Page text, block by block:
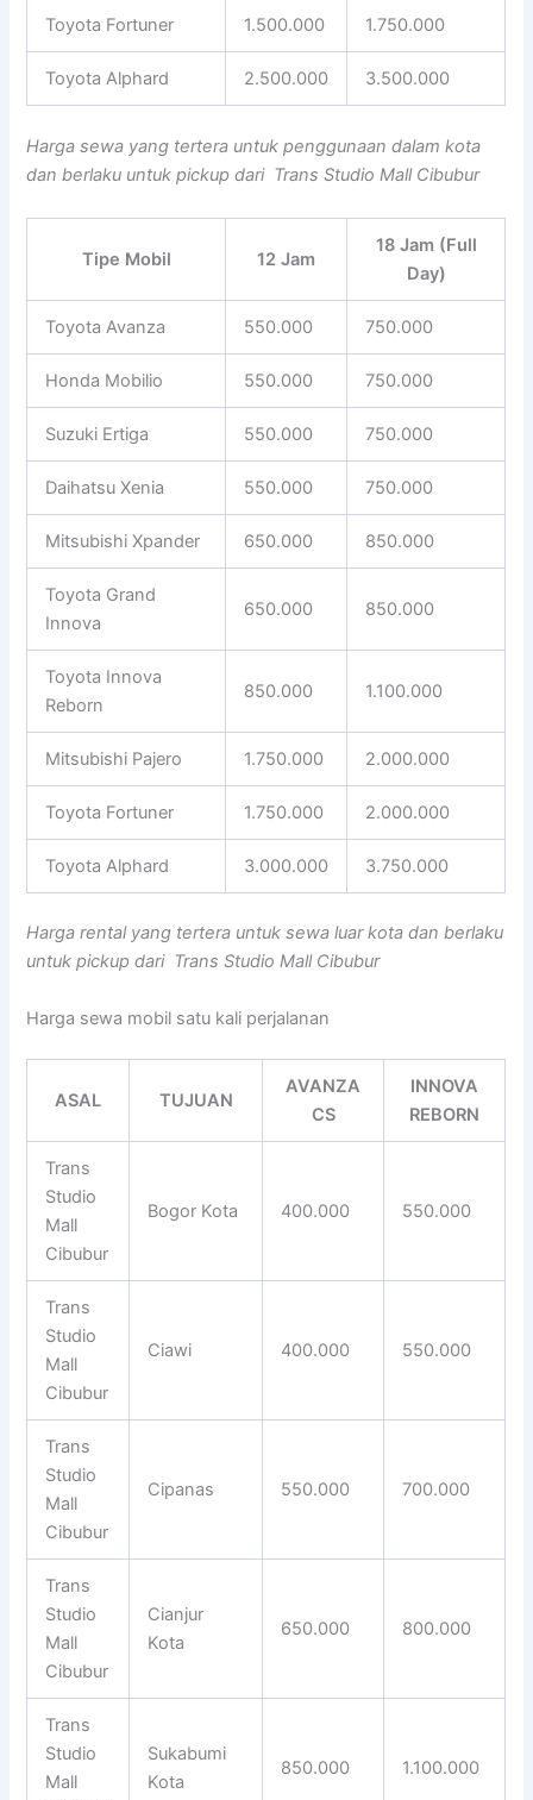
Toyota Fortuner 1.500.000 1.750.000
Toyota Alphard 2.500.000 3.500.000
Harga sewa yang tertera untuk penggunaan dalam kota
dan berlaku untuk pickup dari Trans Studio Mall Cibubur
Tipe Mobil 12 Jam
18 Jam (Full
Day)
Toyota Avanza 550.000 750.000
Honda Mobilio 550.000 750.000
Suzuki Ertiga 550.000 750.000
Daihatsu Xenia 550.000 750.000
Mitsubishi Xpander 650.000 850.000
Toyota Grand
Innova
650.000 850.000
Toyota Innova
Reborn
850.000 1.100.000
Mitsubishi Pajero 1.750.000 2.000.000
Toyota Fortuner 1.750.000 2.000.000
Toyota Alphard 3.000.000 3.750.000
Harga rental yang tertera untuk sewa luar kota dan berlaku
untuk pickup dari Trans Studio Mall Cibubur
Harga sewa mobil satu kali perjalanan
ASAL TUJUAN
AVANZA
CS
INNOVA
REBORN
Trans
Studio
Mall
Cibubur
Bogor Kota 400.000 550.000
Trans
Studio
Mall
Cibubur
Ciawi 400.000 550.000
Trans
Studio
Mall
Cibubur
Cipanas 550.000 700.000
Trans
Studio
Mall
Cibubur
Cianjur
Kota
650.000 800.000
Trans
Studio
Mall
Sukabumi
Kota
850.000 1.100.000